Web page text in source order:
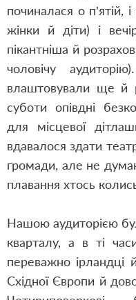
починалася о п’ятій,
жінки й діти) і
пікантніша й
чоловічу
влаштовували ще й
суботи опівдні
для місцевої
вдавалося здати
громади, але не
плавання хтось
Нашою аудиторією
кварталу, а в ті
переважно ірландці
Східної Європи й